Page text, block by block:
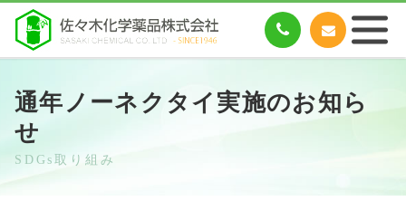
通年ノーネクタイ実施のお知ら
せ
SDGs取り組み